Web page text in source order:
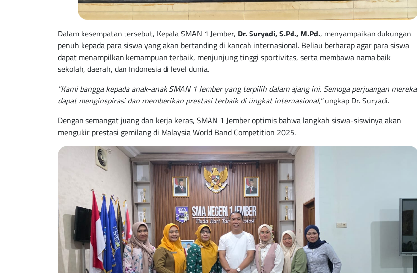
Dalam kesempatan tersebut, Kepala SMAN 1 Jember, Dr. Suryadi, S.Pd., M.Pd., menyampaikan dukungan
penuh kepada para siswa yang akan bertanding di kancah internasional. Beliau berharap agar para siswa
dapat menampilkan kemampuan terbaik, menjunjung tinggi sportivitas, serta membawa nama baik
sekolah, daerah, dan Indonesia di level dunia.
"Kami bangga kepada anak-anak SMAN 1 Jember yang terpilih dalam ajang ini. Semoga perjuangan mereka
dapat menginspirasi dan memberikan prestasi terbaik di tingkat internasional,"ungkap Dr. Suryadi.
Dengan semangat juang dan kerja keras, SMAN 1 Jember optimis bahwa langkah siswa-siswinya akan
mengukir prestasi gemilang di Malaysia World Band Competition 2025.